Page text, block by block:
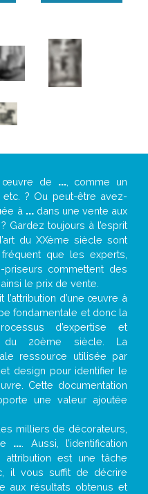
œuvre de ..., comme un
etc. ? Ou peut-être avez-
à ...dans une vente aux
Gardez toujours à l’esprit
du XXème siècle sont
que les experts,
commettent des
le prix de vente.
l’attribution d’une œuvre à
fondamentale et donc la
d’expertise et
du 20ème siècle. La
ressource utilisée par
design pour identifier le
Cette documentation
une valeur ajoutée
milliers de décorateurs,
... . Aussi, l’identification
est une tâche
il vous suffit de décrire
aux résultats obtenus et